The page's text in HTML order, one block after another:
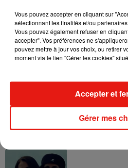
7 août 2026
Tayc et Didi B
dansant de
Angèle et
collaboration
Vous pouvez accepter en cliquant sur
sélectionnant les finalités et/ou
Vous pouvez également refuser en
accepter". Vos préférences ne
pouvez mettre à jour vos choix, ou retirer
moment via le lien "Gérer les cookies"
Gérer mes
Accepter et